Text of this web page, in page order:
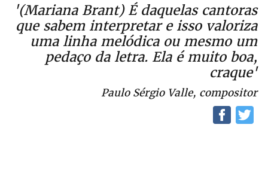
'(Mariana Brant) É daquelas cantoras
que sabem interpretar e isso valoriza
uma linha melódica ou mesmo um
pedaço da letra. Ela é muito boa,
craque'
Paulo Sérgio Valle, compositor